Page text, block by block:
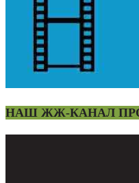
НАШ ЖЖ-КАНАЛ